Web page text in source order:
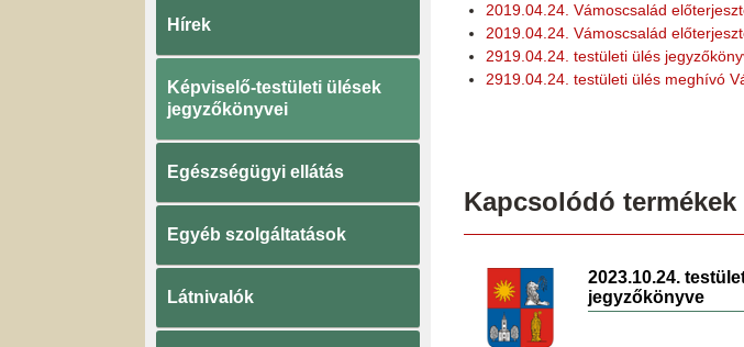
Hírek
Képviselő-testületi ülések
jegyzőkönyvei
Egészségügyi ellátás
Egyéb szolgáltatások
Látnivalók
2019.04.24. Vámoscsalád
2019.04.24. Vámoscsalád
2919.04.24. testületi ülés
2919.04.24. testületi ülés meghívó
Kapcsolódó termékek
2023.10.24.
jegyzőkönyve